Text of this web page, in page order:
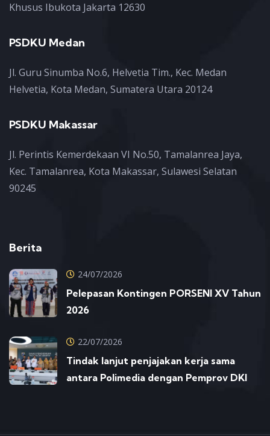
Khusus Ibukota Jakarta 12630
PSDKU Medan
Jl. Guru Sinumba No.6, Helvetia Tim., Kec. Medan
Helvetia, Kota Medan, Sumatera Utara 20124
PSDKU Makassar
Jl. Perintis Kemerdekaan VI No.50, Tamalanrea Jaya,
Kec. Tamalanrea, Kota Makassar, Sulawesi Selatan
90245
Berita
24/07/2026
Pelepasan Kontingen PORSENI XV Tahun
2026
22/07/2026
Tindak lanjut penjajakan kerja sama
antara Polimedia dengan Pemprov DKI